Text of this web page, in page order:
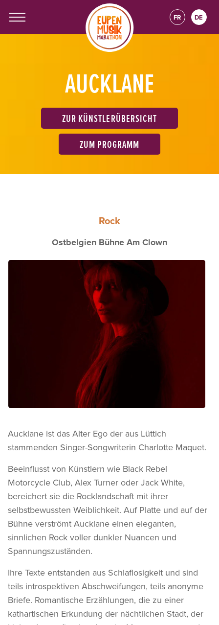
FR DE
AUCKLANE
ZUR KÜNSTLERÜBERSICHT
ZUM PROGRAMM
Rock
Ostbelgien Bühne Am Clown
Aucklane ist das Alter Ego der aus Lüttich
stammenden Singer-Songwriterin Charlotte Maquet.
Beeinflusst von Künstlern wie Black Rebel
Motorcycle Club, Alex Turner oder Jack White,
bereichert sie die Rocklandschaft mit ihrer
selbstbewussten Weiblichkeit. Auf Platte und auf der
Bühne verströmt Aucklane einen eleganten,
sinnlichen Rock voller dunkler Nuancen und
Spannungszuständen.
Ihre Texte entstanden aus Schlaflosigkeit und sind
teils introspektiven Abschweifungen, teils anonyme
Briefe. Romantische Erzählungen, die zu einer
kathartischen Erkundung der nächtlichen Stadt, der